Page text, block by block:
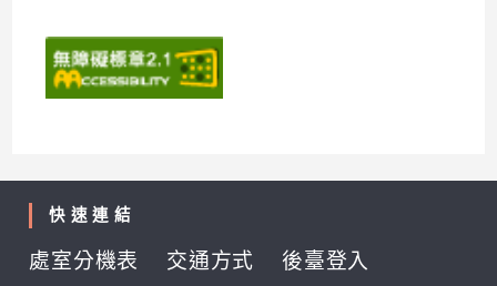
快速連結
處室分機表 交通方式 後臺登入